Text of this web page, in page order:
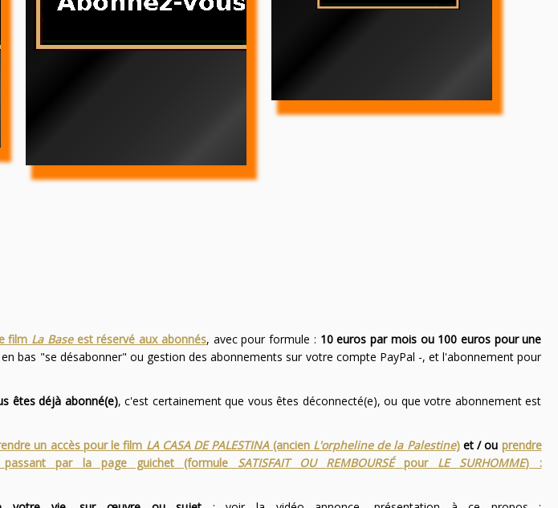
film La Baseest réservé aux abonnés, avec pour formule : 10 euros par mois ou 100 euros pour une
bas "se désabonner" ou gestion des abonnements sur votre compte PayPal -, et l'abonnement pour
êtes déjà abonné(e), c'est certainement que vous êtes déconnecté(e), ou que votre abonnement est
un accès pour le film LA CASA DE PALESTINA(ancien L'orpheline de la Palestine)et / ou prendre
par la page guichet (formule SATISFAIT OU REMBOURSÉpour LE SURHOMME) :